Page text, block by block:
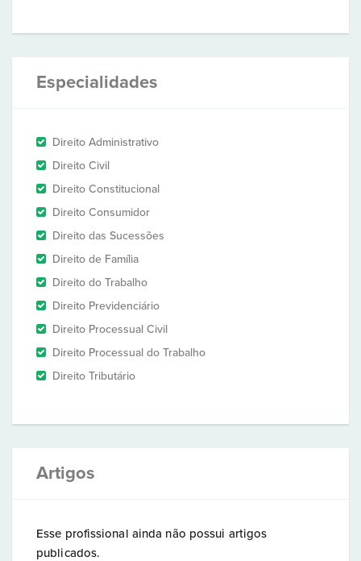
Especialidades
Direito Administrativo
Direito Civil
Direito Constitucional
Direito Consumidor
Direito das Sucessões
Direito de Família
Direito do Trabalho
Direito Previdenciário
Direito Processual Civil
Direito Processual do Trabalho
Direito Tributário
Artigos
Esse profissional ainda não possui artigos
publicados.